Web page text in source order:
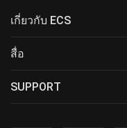
เกี่ยวกับ ECS
สื่อ
SUPPORT